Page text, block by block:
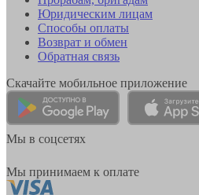
Юридическим лицам
Способы оплаты
Возврат и обмен
Обратная связь
Скачайте мобильное приложение
Мы в соцсетях
Мы принимаем к оплате